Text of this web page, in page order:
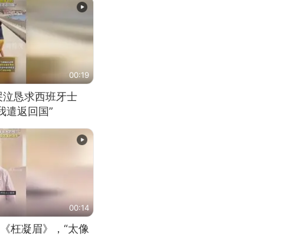
00:19
恳求西班牙士
遣返回国”
00:14
枉凝眉》，“太像